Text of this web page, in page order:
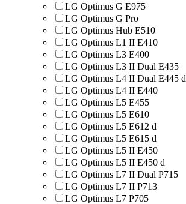
LG Optimus G E975
LG Optimus G Pro
LG Optimus Hub E510
LG Optimus L1 II E410
LG Optimus L3 E400
LG Optimus L3 II Dual E435
LG Optimus L4 II Dual E445 d
LG Optimus L4 II E440
LG Optimus L5 E455
LG Optimus L5 E610
LG Optimus L5 E612 d
LG Optimus L5 E615 d
LG Optimus L5 II E450
LG Optimus L5 II E450 d
LG Optimus L7 II Dual P715
LG Optimus L7 II P713
LG Optimus L7 P705